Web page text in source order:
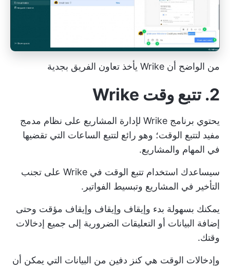
من الواضح أن Wrike يأخذ تعاون الفريق بجدية
2. تتبع وقت Wrike
يحتوي برنامج Wrike لإدارة المشاريع على نظام مدمج
مفيد لتتبع الوقت؛ وهو رائع لتتبع الساعات التي تقضيها
في المهام والمشاريع.
سيساعدك استخدام تتبع الوقت في Wrike على تجنب
التأخير في المشاريع وتبسيط الفواتير.
يمكنك بسهولة بدء وإيقاف وإيقاف وإيقاف مؤقت وحتى
إضافة البيانات أو التعليقات الضرورية إلى جميع إدخالات
وقتك.
وإدخالات الوقت هي كنز دفين من البيانات التي يمكن أن